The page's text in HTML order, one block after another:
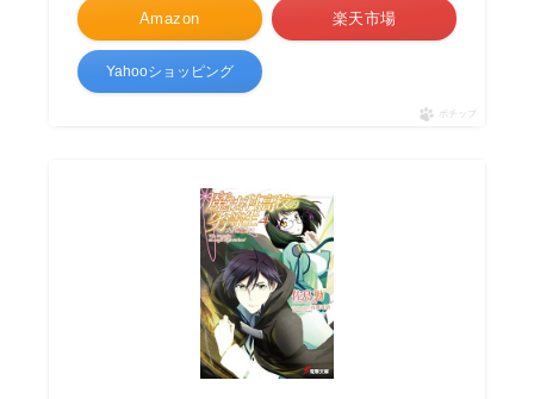
Amazon 楽天市場
Yahooショッピング
ポチップ